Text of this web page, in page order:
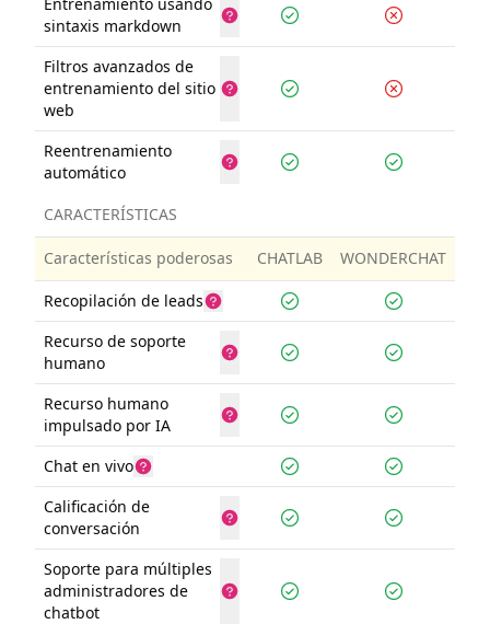
sintaxis markdown
Filtros avanzados de
entrenamiento del sitio
web
Reentrenamiento
automático
CARACTERÍSTICAS
Características poderosas CHATLAB WONDERCHAT
Recopilación de leads
Recurso de soporte
humano
Recurso humano
impulsado por IA
Chat en vivo
Calificación de
conversación
Soporte para múltiples
administradores de
chatbot